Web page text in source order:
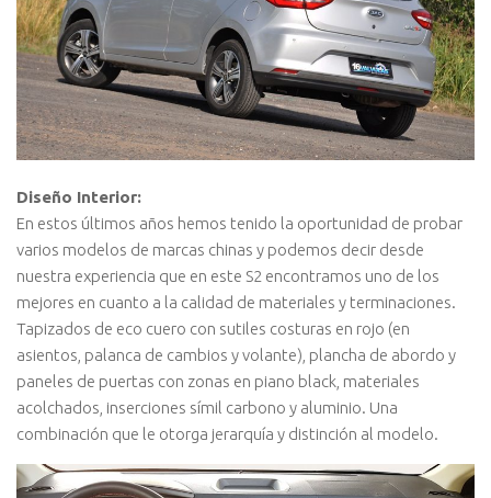
Diseño Interior:
En estos últimos años hemos tenido la oportunidad de probar
varios modelos de marcas chinas y podemos decir desde
nuestra experiencia que en este S2 encontramos uno de los
mejores en cuanto a la calidad de materiales y terminaciones.
Tapizados de eco cuero con sutiles costuras en rojo (en
asientos, palanca de cambios y volante), plancha de abordo y
paneles de puertas con zonas en piano black, materiales
acolchados, inserciones símil carbono y aluminio. Una
combinación que le otorga jerarquía y distinción al modelo.